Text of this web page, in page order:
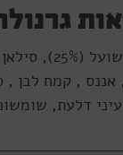
רכיבים:
אננס , קמח לבן ,
דלעת,